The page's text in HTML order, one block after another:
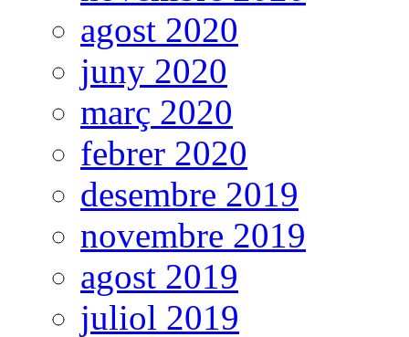
agost 2020
juny 2020
març 2020
febrer 2020
desembre 2019
novembre 2019
agost 2019
juliol 2019